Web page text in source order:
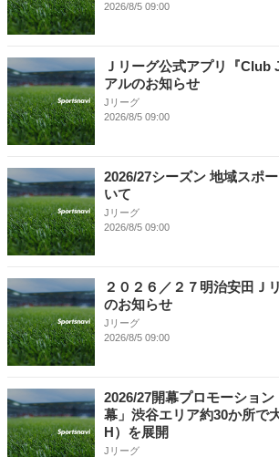
2026/8/5 09:00
Ｊリーグ公式アプリ『Club
アルのお知らせ
Jリーグ
2026/8/5 09:00
2026/27シーズン 地域スポ
いて
Jリーグ
2026/8/5 09:00
２０２６／２７明治安田Ｊ
のお知らせ
Jリーグ
2026/8/5 09:00
2026/27開幕プロモーション
幕」渋谷エリア約30か所で
H）を展開
Jリーグ